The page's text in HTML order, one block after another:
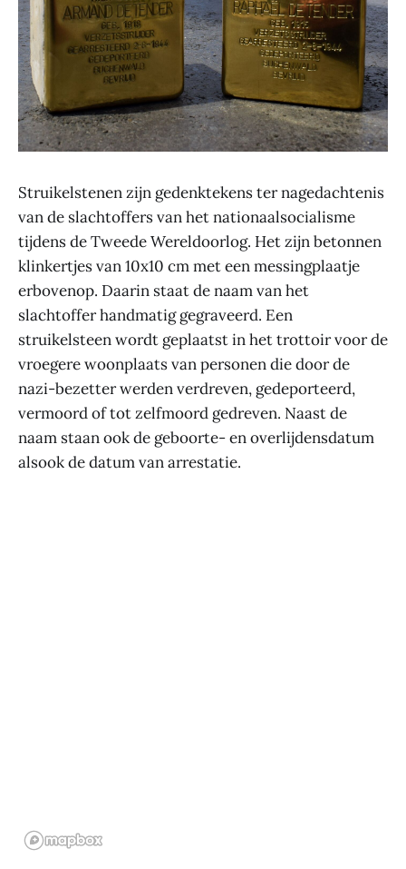
Struikelstenen zijn gedenktekens ter nagedachtenis
van de slachtoffers van het nationaalsocialisme
tijdens de Tweede Wereldoorlog. Het zijn betonnen
klinkertjes van 10x10 cm met een messingplaatje
erbovenop. Daarin staat de naam van het
slachtoffer handmatig gegraveerd. Een
struikelsteen wordt geplaatst in het trottoir voor de
vroegere woonplaats van personen die door de
nazi-bezetter werden verdreven, gedeporteerd,
vermoord of tot zelfmoord gedreven. Naast de
naam staan ook de geboorte- en overlijdensdatum
alsook de datum van arrestatie.